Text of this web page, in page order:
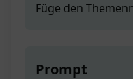
Füge den
Prompt